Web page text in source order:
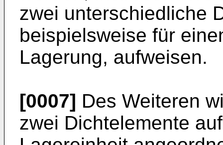
zwei unterschiedliche
beispielsweise für
Lagerung, aufweisen.
[0007] Des Weiteren
zwei Dichtelemente